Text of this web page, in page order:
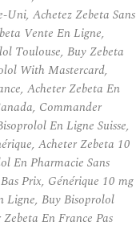
Achetez Zebeta Sans
Vente En Ligne,
Toulouse, Buy Zebeta
With Mastercard,
Acheter Zebeta En
Commander
En Ligne Suisse,
Acheter Zebeta 10
En Pharmacie Sans
Prix, Générique 10 mg
Ligne, Buy Bisoprolol
En France Pas